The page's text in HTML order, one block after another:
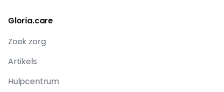
Gloria.care
Zoek zorg
Artikels
Hulpcentrum